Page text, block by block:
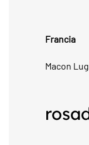
Francia
Macon